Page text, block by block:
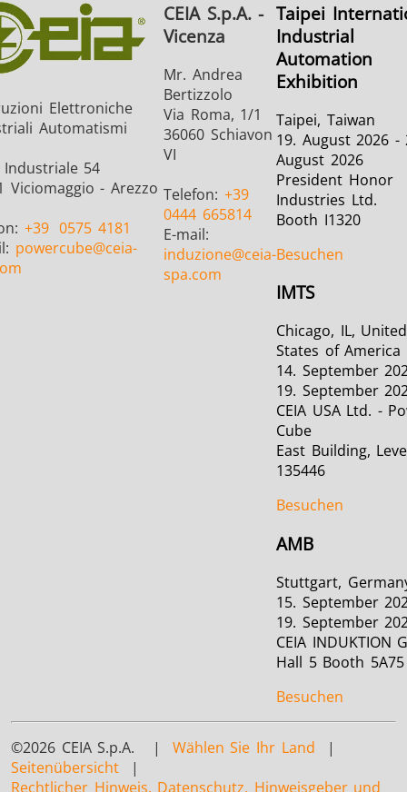
Elettroniche
Automatismi
Industriale 54
Viciomaggio - Arezzo
+39 0575 4181
powercube@ceia-
CEIA S.p.A. -
Vicenza
Mr. Andrea
Bertizzolo
Via Roma, 1/1
36060 Schiavon
VI
Telefon: +39
0444 665814
E-mail:
induzione@ceia-
spa.com
Taipei
Industrial
Automation
Exhibition
Taipei, Taiwan
19. August 2026 -
August 2026
President Honor
Industries Ltd.
Booth I1320
Besuchen
IMTS
Chicago, IL, United
States of America
14. September
19. September
CEIA USA Ltd. -
Cube
East Building,
135446
Besuchen
AMB
Stuttgart,
15. September
19. September
CEIA INDUKTION
Hall 5 Booth 5A75
Besuchen
©2026 CEIA S.p.A. | Wählen Sie Ihr Land |
Seitenübersicht |
Rechtlicher Hinweis, Datenschutz, Hinweisgeber und